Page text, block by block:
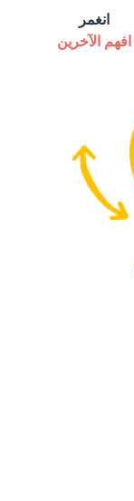
انغمر
افهم الآخرين